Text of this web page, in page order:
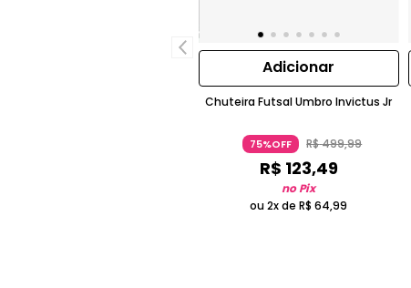
Adicionar
Chuteira Futsal Umbro Invictus Jr
75%OFF R$499,99
R$ 123,49
no Pix
ou 2x deR$ 64,99